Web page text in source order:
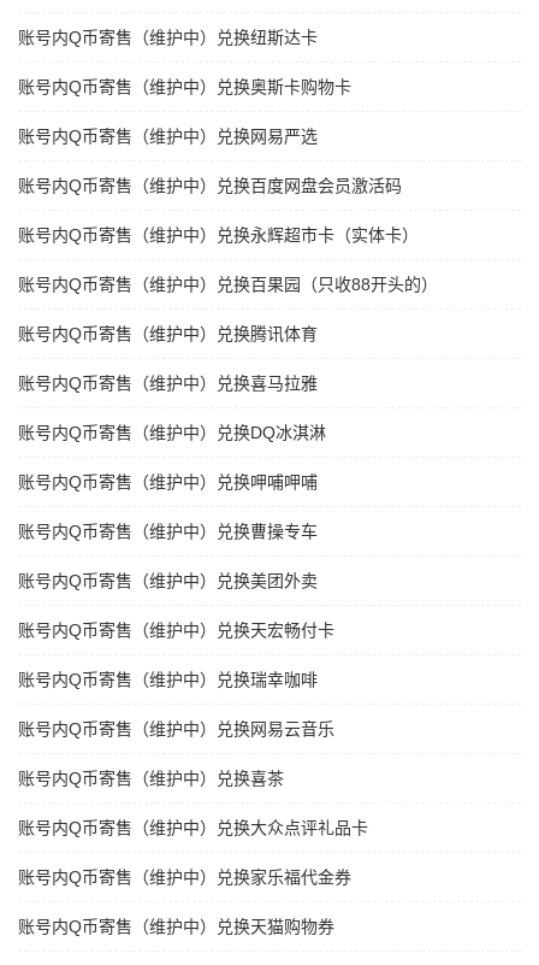
账号内Q币寄售（维护中）兑换纽斯达卡
账号内Q币寄售（维护中）兑换奥斯卡购物卡
账号内Q币寄售（维护中）兑换网易严选
账号内Q币寄售（维护中）兑换百度网盘会员激活码
账号内Q币寄售（维护中）兑换永辉超市卡（实体卡）
账号内Q币寄售（维护中）兑换百果园（只收88开头的）
账号内Q币寄售（维护中）兑换腾讯体育
账号内Q币寄售（维护中）兑换喜马拉雅
账号内Q币寄售（维护中）兑换DQ冰淇淋
账号内Q币寄售（维护中）兑换呷哺呷哺
账号内Q币寄售（维护中）兑换曹操专车
账号内Q币寄售（维护中）兑换美团外卖
账号内Q币寄售（维护中）兑换天宏畅付卡
账号内Q币寄售（维护中）兑换瑞幸咖啡
账号内Q币寄售（维护中）兑换网易云音乐
账号内Q币寄售（维护中）兑换喜茶
账号内Q币寄售（维护中）兑换大众点评礼品卡
账号内Q币寄售（维护中）兑换家乐福代金券
账号内Q币寄售（维护中）兑换天猫购物券